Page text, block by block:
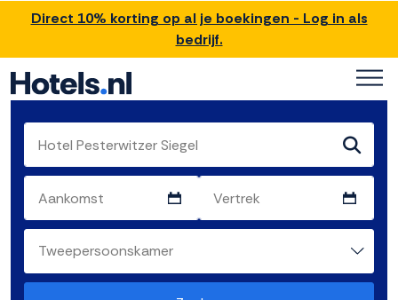
Direct 10% korting op al je boekingen - Log in als
bedrijf.